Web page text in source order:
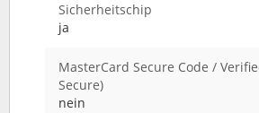
Sicherheitschip
ja
MasterCard Secure Code /
Secure)
nein